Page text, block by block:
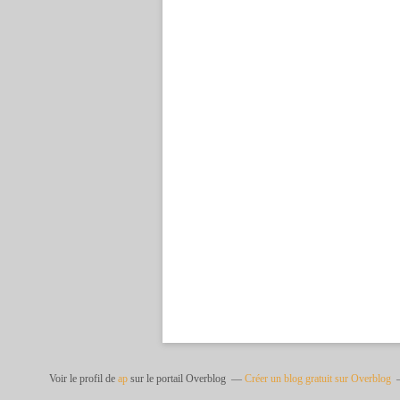
Voir le profil de ap sur le portail Overblog Créer un blog gratuit sur Overblog